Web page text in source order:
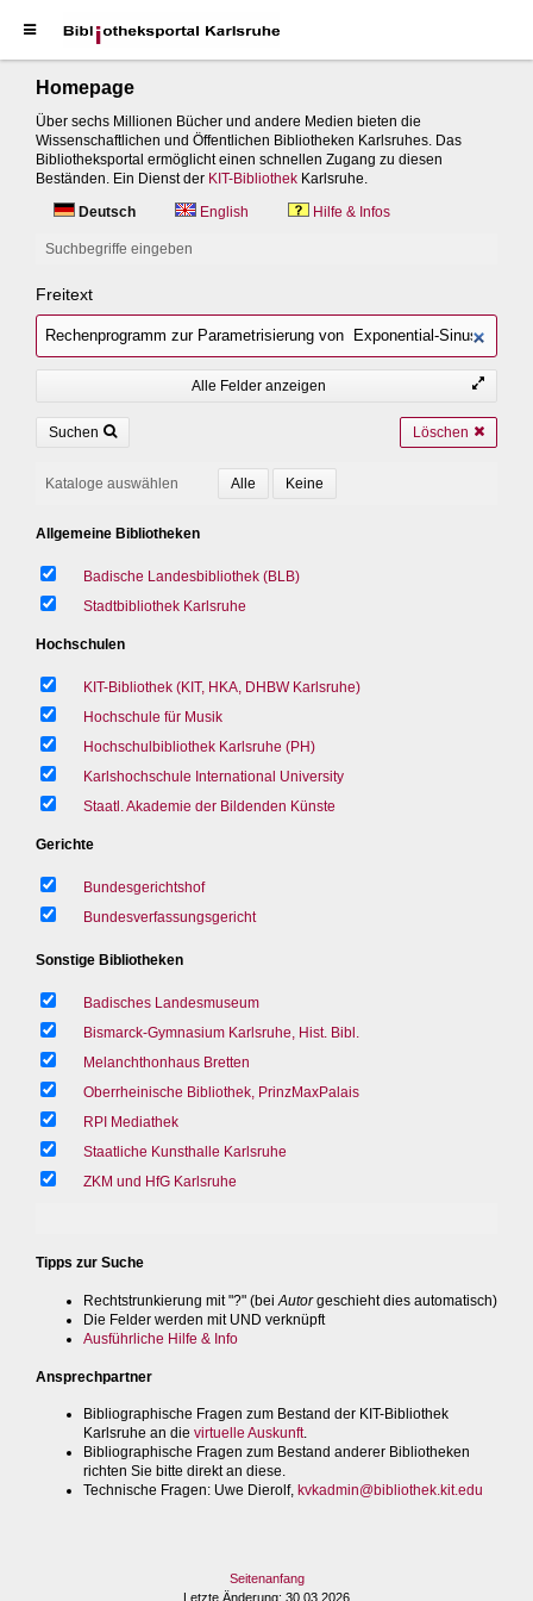
Homepage
Über sechs Millionen Bücher und andere Medien bieten die
Wissenschaftlichen und Öffentlichen Bibliotheken Karlsruhes. Das
Bibliotheksportal ermöglicht einen schnellen Zugang zu diesen
Beständen. Ein Dienst der KIT-Bibliothek Karlsruhe.
Deutsch
English Hilfe & Infos
Suchbegriffe eingeben
Freitext
Alle Felder anzeigen
Suchen Löschen
Kataloge auswählen
Allgemeine Bibliotheken
Badische Landesbibliothek (BLB)
Stadtbibliothek Karlsruhe
Hochschulen
KIT-Bibliothek (KIT, HKA, DHBW Karlsruhe)
Hochschule für Musik
Hochschulbibliothek Karlsruhe (PH)
Karlshochschule International University
Staatl. Akademie der Bildenden Künste
Gerichte
Bundesgerichtshof
Bundesverfassungsgericht
Sonstige Bibliotheken
Badisches Landesmuseum
Bismarck-Gymnasium Karlsruhe, Hist. Bibl.
Melanchthonhaus Bretten
Oberrheinische Bibliothek, PrinzMaxPalais
RPI Mediathek
Staatliche Kunsthalle Karlsruhe
ZKM und HfG Karlsruhe
Tipps zur Suche
Rechtstrunkierung mit "?" (bei Autorgeschieht dies automatisch)
Die Felder werden mit UND verknüpft
Ausführliche Hilfe & Info
Ansprechpartner
Bibliographische Fragen zum Bestand der KIT-Bibliothek
Karlsruhe an die virtuelle Auskunft.
Bibliographische Fragen zum Bestand anderer Bibliotheken
richten Sie bitte direkt an diese.
Technische Fragen: Uwe Dierolf, kvkadmin@bibliothek.kit.edu
Seitenanfang
Letzte Änderung: 30.03.2026